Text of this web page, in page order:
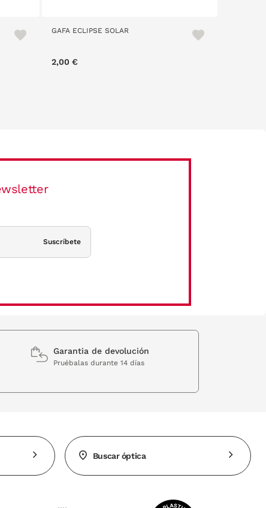
GAFA ECLIPSE SOLAR
2,00 €
Suscríbete
Garantia de devolución
Pruébalas durante 14 días
Buscar óptica